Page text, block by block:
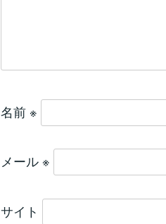
名前 ※
メール ※
サイト